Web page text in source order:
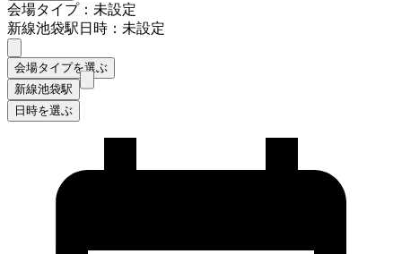
会場タイプ：未設定
新線池袋駅日時：未設定
会場タイプを選ぶ
新線池袋駅
日時を選ぶ